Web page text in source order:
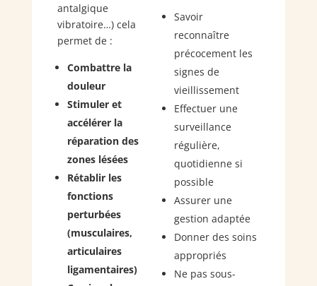
antalgique
vibratoire…) cela
permet de :
Combattre la
douleur
Stimuler et
accélérer la
réparation des
zones lésées
Rétablir les
fonctions
perturbées
(musculaires,
articulaires
ligamentaires)
Savoir
reconnaître
précocement les
signes de
vieillissement
Effectuer une
surveillance
régulière,
quotidienne si
possible
Assurer une
gestion adaptée
Donner des soins
appropriés
Ne pas sous-